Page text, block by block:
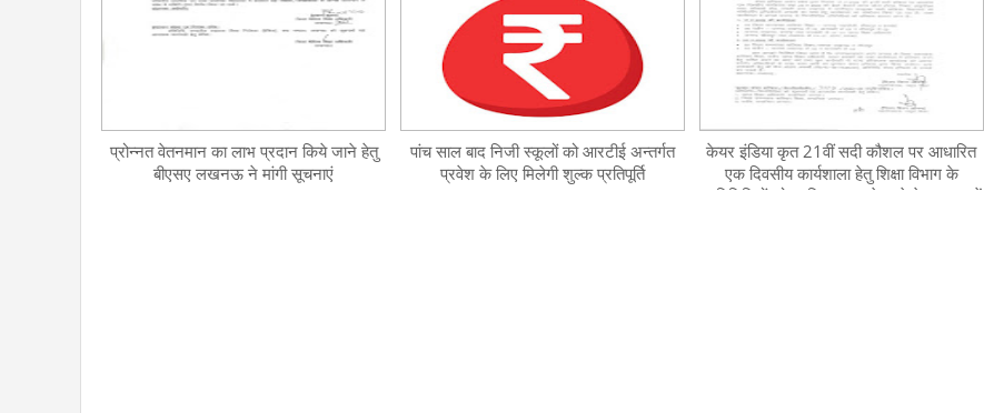
प्रोन्नत वेतनमान का लाभ प्रदान किये जाने हेतु
बीएसए लखनऊ ने मांगी सूचनाएं
पांच साल बाद निजी स्कूलों को आरटीई अन्तर्गत
प्रवेश के लिए मिलेगी शुल्क प्रतिपूर्ति
केयर इंडिया कृत 21वीं सदी कौशल पर आधारित
एक दिवसीय कार्यशाला हेतु शिक्षा विभाग के
प्रतिनिधियों को प्रतिभाग कराये जाने के सम्बन्ध में